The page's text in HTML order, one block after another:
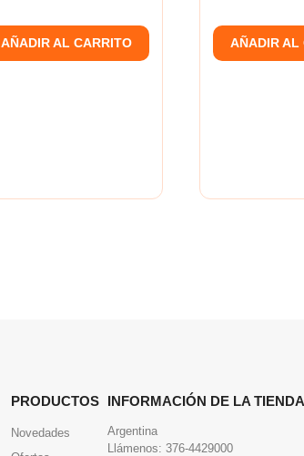
AÑADIR AL CARRITO AÑADIR AL
PRODUCTOS
Novedades
INFORMACIÓN DE LA TIENDA
Argentina
Llámenos: 376-4429000